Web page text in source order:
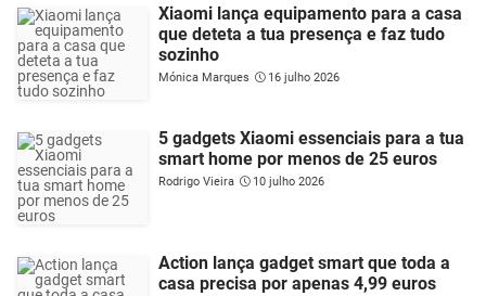
Xiaomi lança equipamento para a casa
que deteta a tua presença e faz tudo
sozinho
Mónica Marques 16 julho 2026
5 gadgets Xiaomi essenciais para a tua
smart home por menos de 25 euros
Rodrigo Vieira 10 julho 2026
Action lança gadget smart que toda a
casa precisa por apenas 4,99 euros